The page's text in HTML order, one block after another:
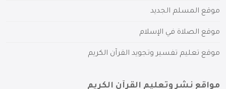
موقع المسلم الجديد
موقع الصلاة في الإسلام
موقع تعليم تفسير وتجويد القرآن الكريم
مواقع نشر وتعليم القرآن الكريم